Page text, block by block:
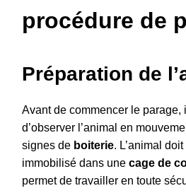
procédure de
Préparation de
Avant de commencer le parage,
d’observer l’animal en
signes de boiterie. L’animal
immobilisé dans une cage de
permet de travailler en toute